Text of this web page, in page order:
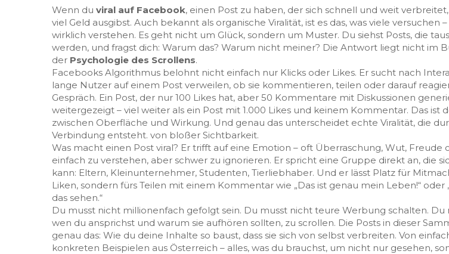
Wenn du viral auf Facebook, einen Post zu haben, der sich schnell und weit
viel Geld ausgibst. Auch bekannt als organische Viralität, ist es das, was viele versuchen
wirklich verstehen. Es geht nicht um Glück, sondern um Muster. Du siehst Posts, die
werden, und fragst dich: Warum das? Warum nicht meiner? Die Antwort liegt nicht im
der Psychologie des Scrollens.
Facebooks Algorithmus belohnt nicht einfach nur Klicks oder Likes. Er sucht nach
lange Nutzer auf einem Post verweilen, ob sie kommentieren, teilen oder darauf
Gespräch. Ein Post, der nur 100 Likes hat, aber 50 Kommentare mit Diskussionen
weitergezeigt – viel weiter als ein Post mit 1.000 Likes und keinem Kommentar. Das ist
zwischen Oberfläche und Wirkung. Und genau das unterscheidet echte Viralität, die
Verbindung entsteht. von bloßer Sichtbarkeit.
Was macht einen Post viral? Er trifft auf eine Emotion – oft Überraschung, Wut, Freude
einfach zu verstehen, aber schwer zu ignorieren. Er spricht eine Gruppe direkt an, die
kann: Eltern, Kleinunternehmer, Studenten, Tierliebhaber. Und er lässt Platz für
Liken, sondern fürs Teilen mit einem Kommentar wie „Das ist genau mein Leben!“ oder
das sehen.“
Du musst nicht millionenfach gefolgt sein. Du musst nicht teure Werbung schalten. Du
wen du ansprichst und warum sie aufhören sollten, zu scrollen. Die Posts in dieser
genau das: Wie du deine Inhalte so baust, dass sie sich von selbst verbreiten. Von
konkreten Beispielen aus Österreich – alles, was du brauchst, um nicht nur gesehen,